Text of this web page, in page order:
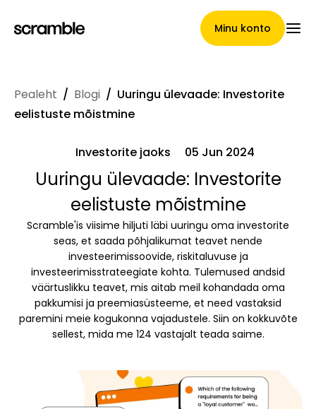
Minu konto
Pealeht
Nõuete loovutamise
tingimused
Brändide galerii
Brändi valik
Kalkulaatorid
Pealeht / Blogi / Uuringu ülevaade: Investorite
eelistuste mõistmine
Investorite jaoks 05 Jun 2024
Uuringu ülevaade: Investorite
eelistuste mõistmine
Scramble'is viisime hiljuti läbi uuringu oma investorite
seas, et saada põhjalikumat teavet nende
investeerimissoovide, riskitaluvuse ja
investeerimisstrateegiate kohta. Tulemused andsid
väärtuslikku teavet, mis aitab meil kohandada oma
pakkumisi ja preemiasüsteeme, et need vastaksid
paremini meie kogukonna vajadustele. Siin on kokkuvõte
sellest, mida me 124 vastajalt teada saime.